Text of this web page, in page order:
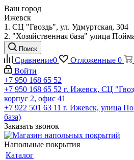
Ваш город
Ижевск
1. СЦ "Гвоздь", ул. Удмуртская, 304
2. "Хозяйственная база" улица
Поиск
Сравнение0 Отложенные 0
Войти
+7 950 168 65 52
+7 950 168 65 52 г. Ижевск, СЦ
корпус 2, офис 41
+7 922 501 63 11 г. Ижевск, улица
база)
Заказать звонок
Напольные покрытия
Каталог